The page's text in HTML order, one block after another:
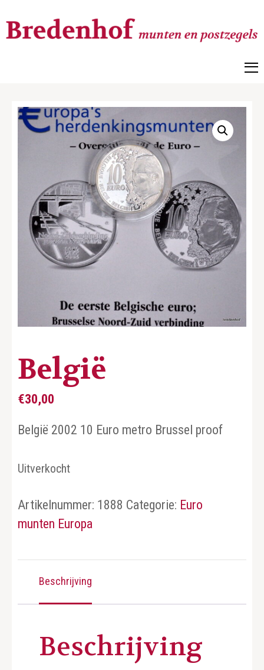
België
€30,00
België 2002 10 Euro metro Brussel proof
Uitverkocht
Artikelnummer: 1888 Categorie: Euro
munten Europa
Beschrijving
Beschrijving